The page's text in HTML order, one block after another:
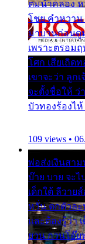
ตมน้ำคลอง ห
โชย คำหวาน
มาบานก่อนตู
เพราะตรอม
โศก เสียเถิด
เขาจะว่า ลูก
จะตั้งชื่อให้ ว่
บัวทองร้องไ
109 views •
พ่อส่งเงินสา
บ๊าย บาย จะไ
เด็กใต้ ลีวาย
หวั่น ตกตัวละ
และต้องรู้ว่า
ยวน กวนโอ๊ย